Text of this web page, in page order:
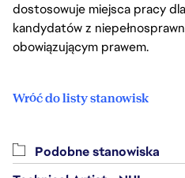
dostosowuje miejsca pracy
kandydatów z
obowiązującym prawem.
Wróć do listy stanowisk
Podobne stanowiska